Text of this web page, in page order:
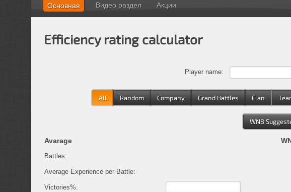
Основная Видео раздел Акции
Efficiency rating calculator
Player name:
All Random Company Grand Battles Clan
WN8
Avarage
Battles:
Average Experience per Battle:
Victories%: